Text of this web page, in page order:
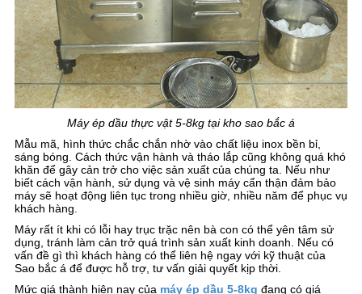
Máy ép dầu thực vật 5-8kg tại kho sao bắc á
Mẫu mã, hình thức chắc chắn nhờ vào chất liệu inox bền bỉ,
sáng bóng. Cách thức vận hành và tháo lắp cũng không quá khó
khăn để gây cản trở cho việc sản xuất của chúng ta. Nếu như
biết cách vận hành, sử dụng và vệ sinh máy cẩn thận đảm bảo
máy sẽ hoạt động liên tục trong nhiều giờ, nhiều năm để phục vụ
khách hàng.
Máy rất ít khi có lỗi hay trục trặc nên bà con có thể yên tâm sử
dụng, tránh làm cản trở quá trình sản xuất kinh doanh. Nếu có
vấn đề gì thì khách hàng có thể liên hệ ngay với kỹ thuật của
Sao bắc á để được hỗ trợ, tư vấn giải quyết kịp thời.
Mức giá thành hiện nay của máy ép dầu 5-8kg đang có giá